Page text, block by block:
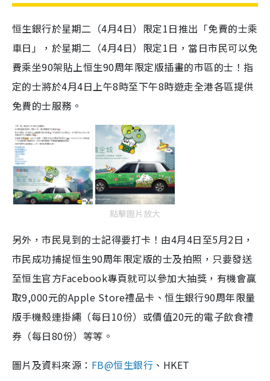
恒生銀行於星期二（4月4日）限定1日推出「免費的士乘
車日」，於星期二（4月4日）限定1日，當日市民可以免
費乘坐90架貼上恒生90周年限定版插畫的市區的士！指
定的士將於4月4日上午8時至下午8時遊走全港各區提供
免費的士服務。
點擊圖片放大
另外，市民見到的士記得要打卡！由4月4日至5月2日，
市民成功捕捉恒生90周年限定版的士及拍照，只要發送
至恒生官方Facebook專頁就可以參加大抽獎，有機會贏
取9,000元的Apple Store禮品卡、恒生銀行90周年限量
版手機殼連掛繩（每日10份）或價值20元的電子飲食禮
券（每日80份）等等。
圖片及資料來源： FB@恒生銀行 、HKET